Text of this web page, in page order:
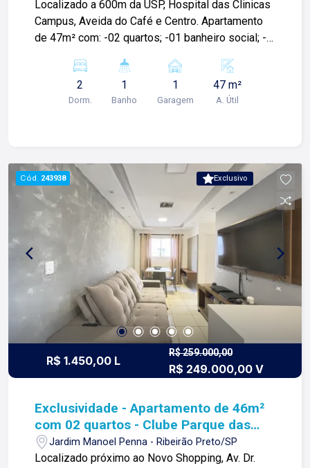
Localizado a 600m da USP, Hospital das Clinicas
Campus, Aveida do Café e Centro. Apartamento
de 47m² com: -02 quartos; -01 banheiro social; -
ar condicionado; -01 vaga de garagem;
Condomínio com: -Portaria 24h; -Piscina adulto e
infantil; -Academia; -Churrasqueira Bar com
condomínio e IPTU são projeções devido ao
imóvel estar na planta. Para mais informações e
agendar visita, entre em contato. Lago Imóveis -
Desde 1987 construindo relacionamentos e
confiança com nossos clientes e proprietários!
2
Dorm.
1
Banho
1
Garagem
47 m²
A. Útil
Exclusivo
Cód. 243938
R$ 1.450,00 L
R$ 259.000,00
R$ 249.000,00 V
Exclusividade - Apartamento de 46m²
com 02 quartos - Clube Parque das
Árvores
Jardim Manoel Penna - Ribeirão Preto/SP
Localizado próximo ao Novo Shopping, Av. Dr.